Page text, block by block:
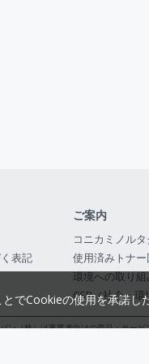
表記
ご案内
コニカミノル
使用済みトナ
環境への取り
CSR（社会・環
ン（株）は事業者向けの商品・サー
でCookieの使用を承諾し